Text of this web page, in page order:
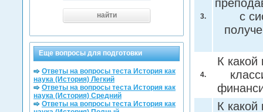
3.
с
4.
К какой
К какой
найти
Еще вопросы для подготовки
Ответы на вопросы теста История как
наука (История) Легкий
Ответы на вопросы теста История как
наука (История) Средний
Ответы на вопросы теста История как